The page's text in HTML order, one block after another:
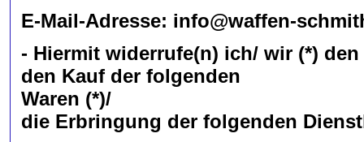
E-Mail-Adresse: info@waffen-
- Hiermit widerrufe(n) ich/ wir (*)
den Kauf der folgenden
Waren (*)/
die Erbringung der folgenden